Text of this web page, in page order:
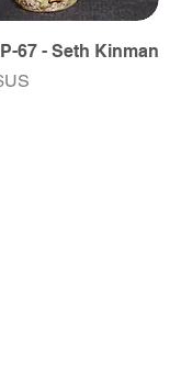
67 - Seth Kinman